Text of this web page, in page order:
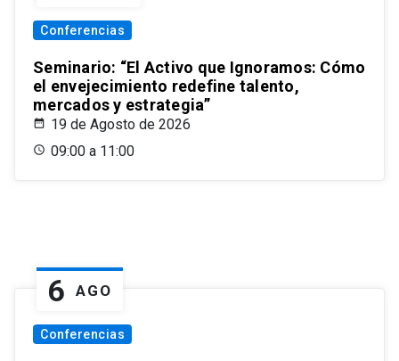
Conferencias
Seminario: “El Activo que Ignoramos: Cómo
el envejecimiento redefine talento,
mercados y estrategia”
19 de Agosto de 2026
09:00 a 11:00
6 AGO
Conferencias